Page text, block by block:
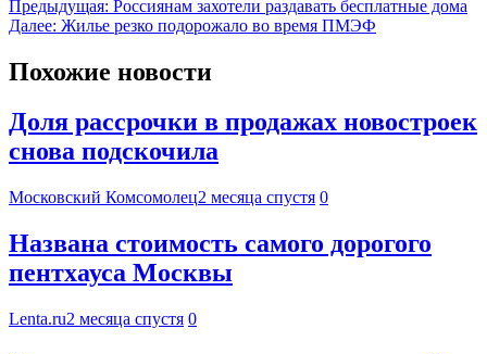
Предыдущая: Россиянам захотели раздавать бесплатные дома
Далее: Жилье резко подорожало во время ПМЭФ
Похожие новости
Доля рассрочки в продажах новостроек
снова подскочила
Московский Комсомолец2 месяца спустя 0
Названа стоимость самого дорогого
пентхауса Москвы
Lenta.ru2 месяца спустя 0